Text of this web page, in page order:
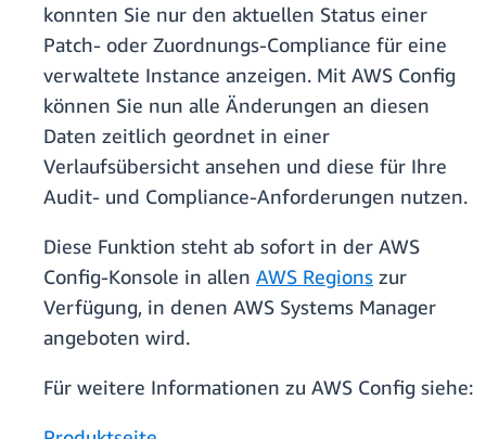
konnten Sie nur den aktuellen Status einer
Patch- oder Zuordnungs-Compliance für eine
verwaltete Instance anzeigen. Mit AWS Config
können Sie nun alle Änderungen an diesen
Daten zeitlich geordnet in einer
Verlaufsübersicht ansehen und diese für Ihre
Audit- und Compliance-Anforderungen nutzen.
Diese Funktion steht ab sofort in der AWS
Config-Konsole in allen AWS Regions zur
Verfügung, in denen AWS Systems Manager
angeboten wird.
Für weitere Informationen zu AWS Config siehe: